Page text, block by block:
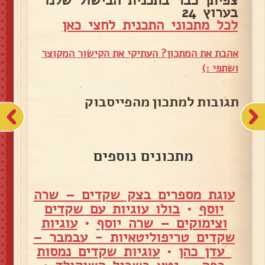
בערוץ 24
לכל מתכוני התכנית לחצי כאן
אהבת את המתכון? העתיקי את הקישור המקוצר
ושתפי :)
תגובות למתכון מהפייסבוק
מתכונים נוספים
עוגת מספרים בצק שקדים – שרה
יוסף •בולו עוגיות עם שקדים
וצימוקים – שרה יוסף •עוגיות
שקדים טריפוליטאיות - עבמבר –
עדן כהן •עוגיות שקדים נמסות